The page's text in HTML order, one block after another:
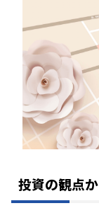
投資の観点